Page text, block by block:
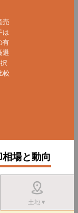
売
は
有
選
較
場と動向
土地▼